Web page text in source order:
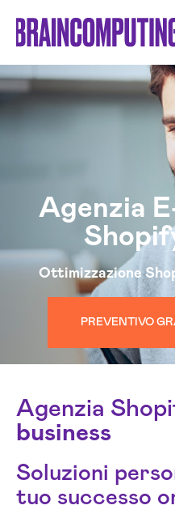
Agenzia
Ottimizzazione
PREVENTIVO
Agenzia
business
Soluzioni
tuo successo